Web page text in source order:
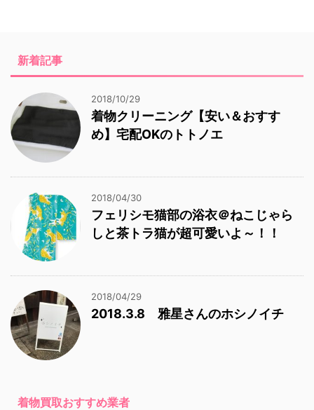
新着記事
2018/10/29
着物クリーニング【安い＆おすす
め】宅配OKのトトノエ
2018/04/30
フェリシモ猫部の浴衣＠ねこじゃら
しと茶トラ猫が超可愛いよ～！！
2018/04/29
2018.3.8 雅星さんのホシノイチ
着物買取おすすめ業者